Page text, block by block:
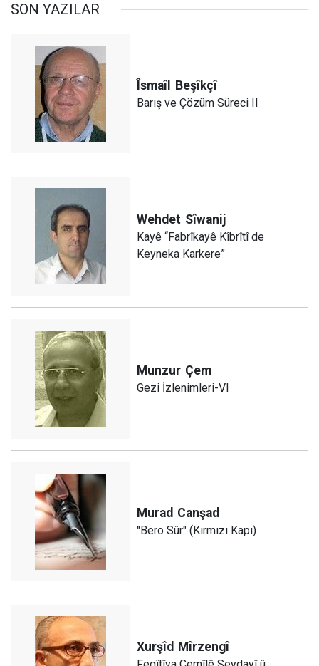
SON YAZILAR
Îsmaîl Beşîkçî
Barış ve Çözüm Süreci II
Wehdet Sîwanij
Kayê “Fabrîkayê Kîbrîtî de
Keyneka Karkere”
Munzur Çem
Gezi İzlenimleri-VI
Murad Canşad
"Bero Sûr" (Kırmızı Kapı)
Xurşîd Mîrzengî